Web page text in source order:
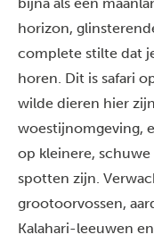
horizon,
complete stilte dat
horen. Dit is safari
wilde dieren hier
woestijnomgeving,
op kleinere,
spotten zijn.
grootoorvossen,
Kalahari-leeuwen